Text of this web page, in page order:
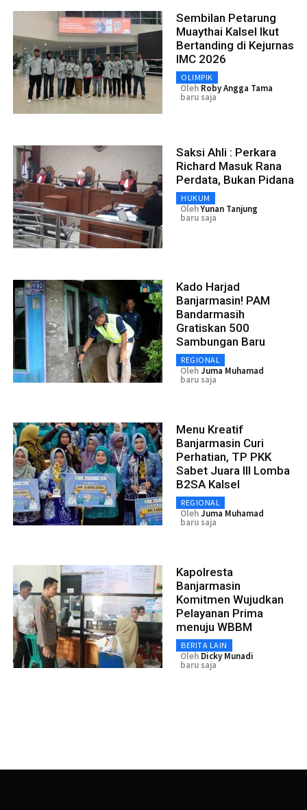
Sembilan Petarung
Muaythai Kalsel Ikut
Bertanding di Kejurnas
IMC 2026
OLIMPIK
Oleh Roby Angga Tama
baru saja
Saksi Ahli : Perkara
Richard Masuk Rana
Perdata, Bukan Pidana
HUKUM
OlehYunan Tanjung
baru saja
Kado Harjad
Banjarmasin! PAM
Bandarmasih
Gratiskan 500
Sambungan Baru
REGIONAL
OlehJuma Muhamad
baru saja
Menu Kreatif
Banjarmasin Curi
Perhatian, TP PKK
Sabet Juara III Lomba
B2SA Kalsel
REGIONAL
OlehJuma Muhamad
baru saja
Kapolresta
Banjarmasin
Komitmen Wujudkan
Pelayanan Prima
menuju WBBM
BERITA LAIN
Oleh Dicky Munadi
baru saja